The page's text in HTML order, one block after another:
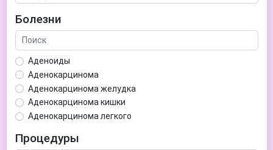
Болезни
Аденоиды
Аденокарцинома
Аденокарцинома желудка
Аденокарцинома кишки
Аденокарцинома легкого
Аденома гипофиза
Процедуры